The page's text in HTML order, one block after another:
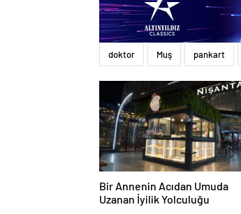
doktor Muş pankart
Bir Annenin Acıdan Umuda
Uzanan İyilik Yolculuğu